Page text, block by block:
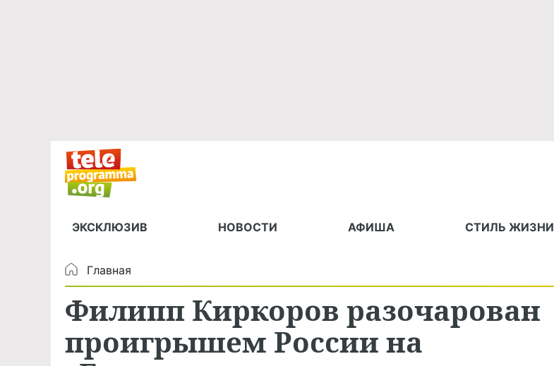
ЭКСКЛЮЗИВ НОВОСТИ АФИША СТИЛЬ ЖИЗНИ
Главная
Филипп Киркоров разочарован
проигрышем России на